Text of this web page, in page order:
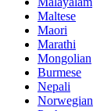
Maltese
Maori
Marathi
Mongolian
Burmese
Nepali
Norwegian